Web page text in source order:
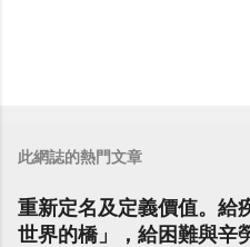
此網誌的熱門文章
重新定名及定義價值。給
世界的橋」，給困難與辛